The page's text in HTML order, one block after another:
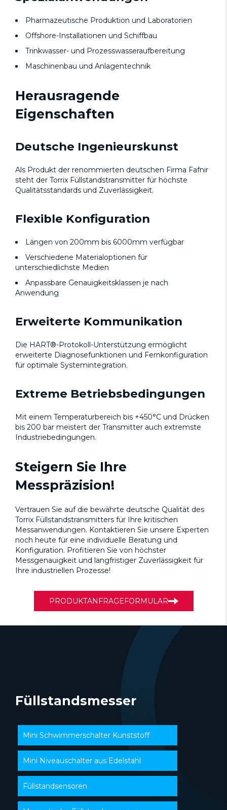
Pharmazeutische Produktion und Laboratorien
Offshore-Installationen und Schiffbau
Trinkwasser- und Prozesswasseraufbereitung
Maschinenbau und Anlagentechnik
Herausragende
Eigenschaften
Deutsche Ingenieurskunst
Als Produkt der renommierten deutschen Firma Fafnir
steht der Torrix Füllstandstransmitter für höchste
Qualitätsstandards und Zuverlässigkeit.
Flexible Konfiguration
Längen von 200mm bis 6000mm verfügbar
Verschiedene Materialoptionen für
unterschiedlichste Medien
Anpassbare Genauigkeitsklassen je nach
Anwendung
Erweiterte Kommunikation
Die HART®-Protokoll-Unterstützung ermöglicht
erweiterte Diagnosefunktionen und Fernkonfiguration
für optimale Systemintegration.
Extreme Betriebsbedingungen
Mit einem Temperaturbereich bis +450°C und Drücken
bis 200 bar meistert der Transmitter auch extremste
Industriebedingungen.
Steigern Sie Ihre
Messpräzision!
Vertrauen Sie auf die bewährte deutsche Qualität des
Torrix Füllstandstransmitters für Ihre kritischen
Messanwendungen. Kontaktieren Sie unsere Experten
noch heute für eine individuelle Beratung und
Konfiguration. Profitieren Sie von höchster
Messgenauigkeit und langfristiger Zuverlässigkeit für
Ihre industriellen Prozesse!
PRODUKTANFRAGEFORMULAR
Füllstandsmesser
Mini Schwimmerschalter Kunststoff
Mini Niveauschalter aus Edelstahl
Füllstandsensoren